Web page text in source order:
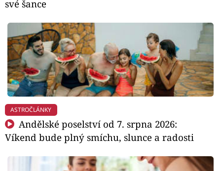
své šance
ASTROČLÁNKY
Andělské poselství od 7. srpna 2026:
Víkend bude plný smíchu, slunce a radosti